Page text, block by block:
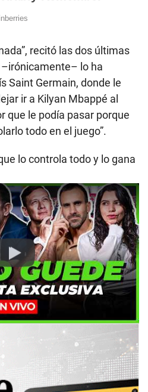
recitó las dos últimas
lo ha
Saint Germain, donde le
ir a Kilyan Mbappé al
que le podía pasar porque
todo en el juego”.
lo controla todo y lo gana
Play